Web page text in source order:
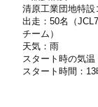
清原工業団地特設
出走：50名（
チーム）
天気：雨
スタート時の気温
スタート時間：